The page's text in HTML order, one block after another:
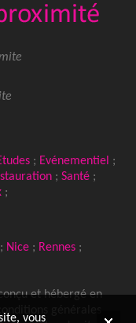
; Evénementiel ;
; Santé ;
;
; Nice ; Rennes ;
et hébergé en
conditions générales
vous